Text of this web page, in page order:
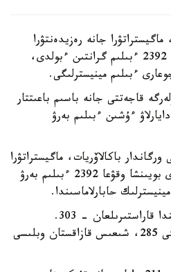
جانە رەزيدەنتۋرا
باعدارلامالارى بويىنشا بارلىعى 2392 ءبىلىم گرانتىن ءبولدى،
ءبىلىم مينيسترلىگى.
قاجەتتى جانە باسىم باعىتتار
ءۇشىن ءبىلىم بەرۋ
باكالاۆريات، ماگيستراتۋرا
جانە رەزيدەنتۋرا باعدارلامالارى بويىنشا وقۋعا 2392 ءبىلىم بەرۋ
حابارلاماسىندا.
ەڭ كوپ گرانت استانا قالاسىندا قاراستىرىلعان - 303.
شىمكەنت قالاسىنىڭ اكىمدىگى 285، شىعىس قازاقستان وبلىسى